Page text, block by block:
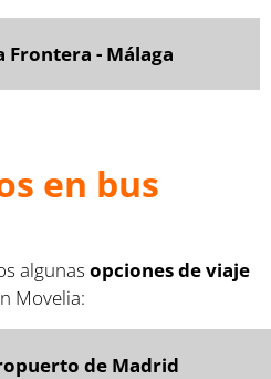
Frontera - Málaga
en bus
algunasopciones de viaje
Movelia:
de Madrid